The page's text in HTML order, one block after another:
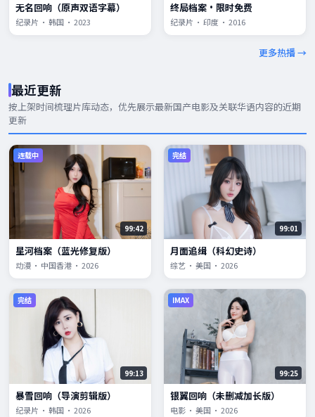
无名回响（原声双语字幕）
纪录片 · 韩国 · 2023
终局档案·限时免费
纪录片 · 印度 · 2016
更多热播 →
最近更新
按上架时间梳理片库动态，优先展示最新国产电影及关联华语内容的近期
更新
连载中
99:42
星河档案（蓝光修复版）
动漫 · 中国香港 · 2026
完结
99:01
月面追缉（科幻史诗）
综艺 · 美国 · 2026
完结
99:13
暴雪回响（导演剪辑版）
纪录片 · 韩国 · 2026
IMAX
99:25
银翼回响（未删减加长版）
电影 · 美国 · 2026